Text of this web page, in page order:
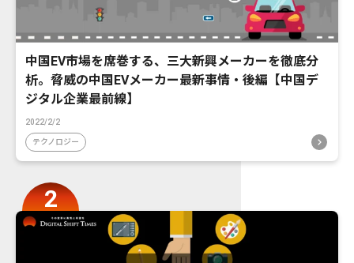
中国EV市場を席巻する、三大新興メーカーを徹底分
析。脅威の中国EVメーカー最新事情・後編【中国デ
ジタル企業最前線】
2022/2/2
テクノロジー